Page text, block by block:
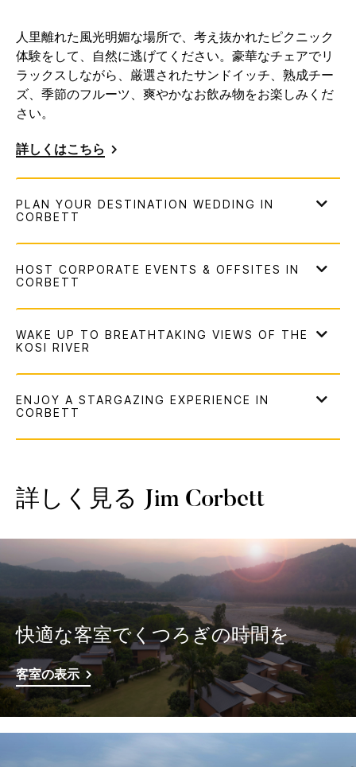
人里離れた風光明媚な場所で、考え抜かれたピクニック
体験をして、自然に逃げてください。豪華なチェアでリ
ラックスしながら、厳選されたサンドイッチ、熟成チー
ズ、季節のフルーツ、爽やかなお飲み物をお楽しみくだ
さい。
詳しくはこちら
詳しく見る Jim Corbett
快適な客室でくつろぎの時間を
客室の表示